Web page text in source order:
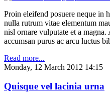
Proin eleifend posuere neque in
nulla rutrum vitae elementum
nisl ornare vulputate et a
accumsan purus ac arcu luctus
Read more...
Monday, 12 March 2012 14:15
Quisque vel lacinia urna